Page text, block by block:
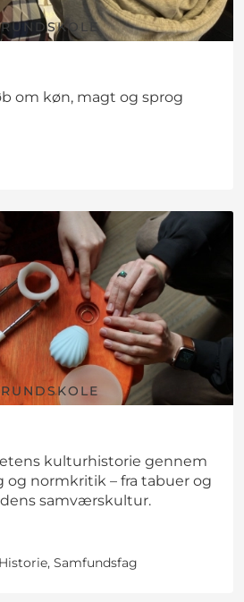
om køn, magt og sprog
kulturhistorie gennem
og normkritik – fra tabuer og
samværskultur.
Samfundsfag